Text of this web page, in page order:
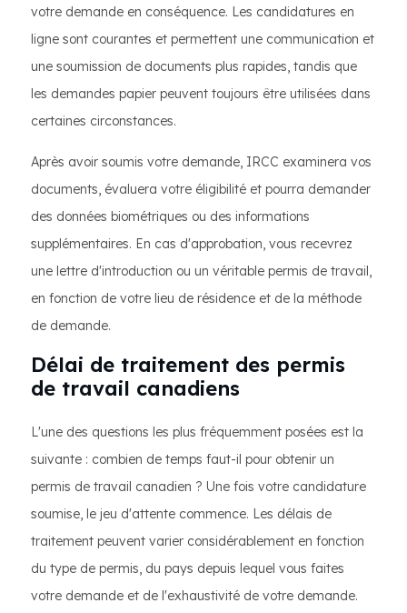
votre demande en conséquence. Les candidatures en
ligne sont courantes et permettent une communication et
une soumission de documents plus rapides, tandis que
les demandes papier peuvent toujours être utilisées dans
certaines circonstances.
Après avoir soumis votre demande, IRCC examinera vos
documents, évaluera votre éligibilité et pourra demander
des données biométriques ou des informations
supplémentaires. En cas d'approbation, vous recevrez
une lettre d'introduction ou un véritable permis de travail,
en fonction de votre lieu de résidence et de la méthode
de demande.
Délai de traitement des permis
de travail canadiens
L'une des questions les plus fréquemment posées est la
suivante : combien de temps faut-il pour obtenir un
permis de travail canadien ? Une fois votre candidature
soumise, le jeu d'attente commence. Les délais de
traitement peuvent varier considérablement en fonction
du type de permis, du pays depuis lequel vous faites
votre demande et de l'exhaustivité de votre demande.